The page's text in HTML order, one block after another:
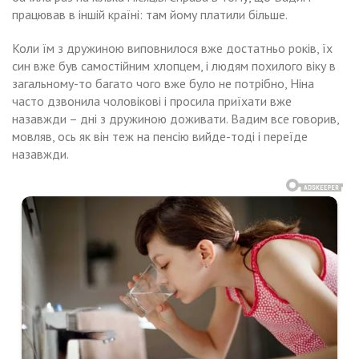
працював в іншій країні: там йому платили більше.
Коли їм з дружиною виповнилося вже достатньо років, їх
син вже був самостійним хлопцем, і людям похилого віку в
загальному-то багато чого вже було не потрібно, Ніна
часто дзвонила чоловікові і просила приїхати вже
назавжди – дні з дружиною доживати. Вадим все говорив,
мовляв, ось як він теж на пенсію вийде-тоді і переїде
назавжди.